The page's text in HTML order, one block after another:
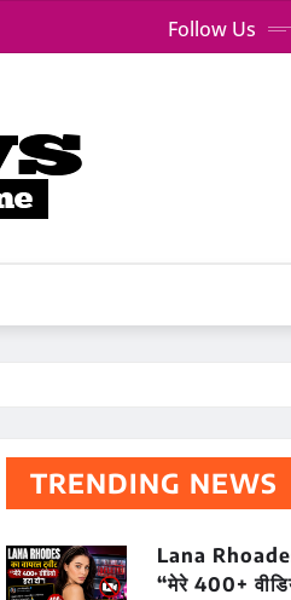
Follow Us
TRENDING NEWS
Lana
“मेरे 400+